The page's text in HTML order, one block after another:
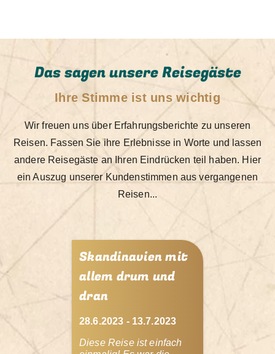
Das sagen unsere Reisegäste
Ihre Stimme ist uns wichtig
Wir freuen uns über Erfahrungsberichte zu unseren
Reisen. Fassen Sie ihre Erlebnisse in Worte und lassen
andere Reisegäste an Ihren Eindrücken teil haben. Hier
ein Auszug unserer Kundenstimmen aus vergangenen
Reisen...
Skandinavien mit
allem drum und
dran
28.6.2023 - 13.7.2023
Diese Reise ist einfach